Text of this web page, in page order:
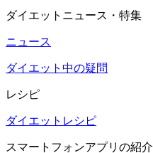
ダイエットニュース・特集
ニュース
ダイエット中の疑問
レシピ
ダイエットレシピ
スマートフォンアプリの紹介